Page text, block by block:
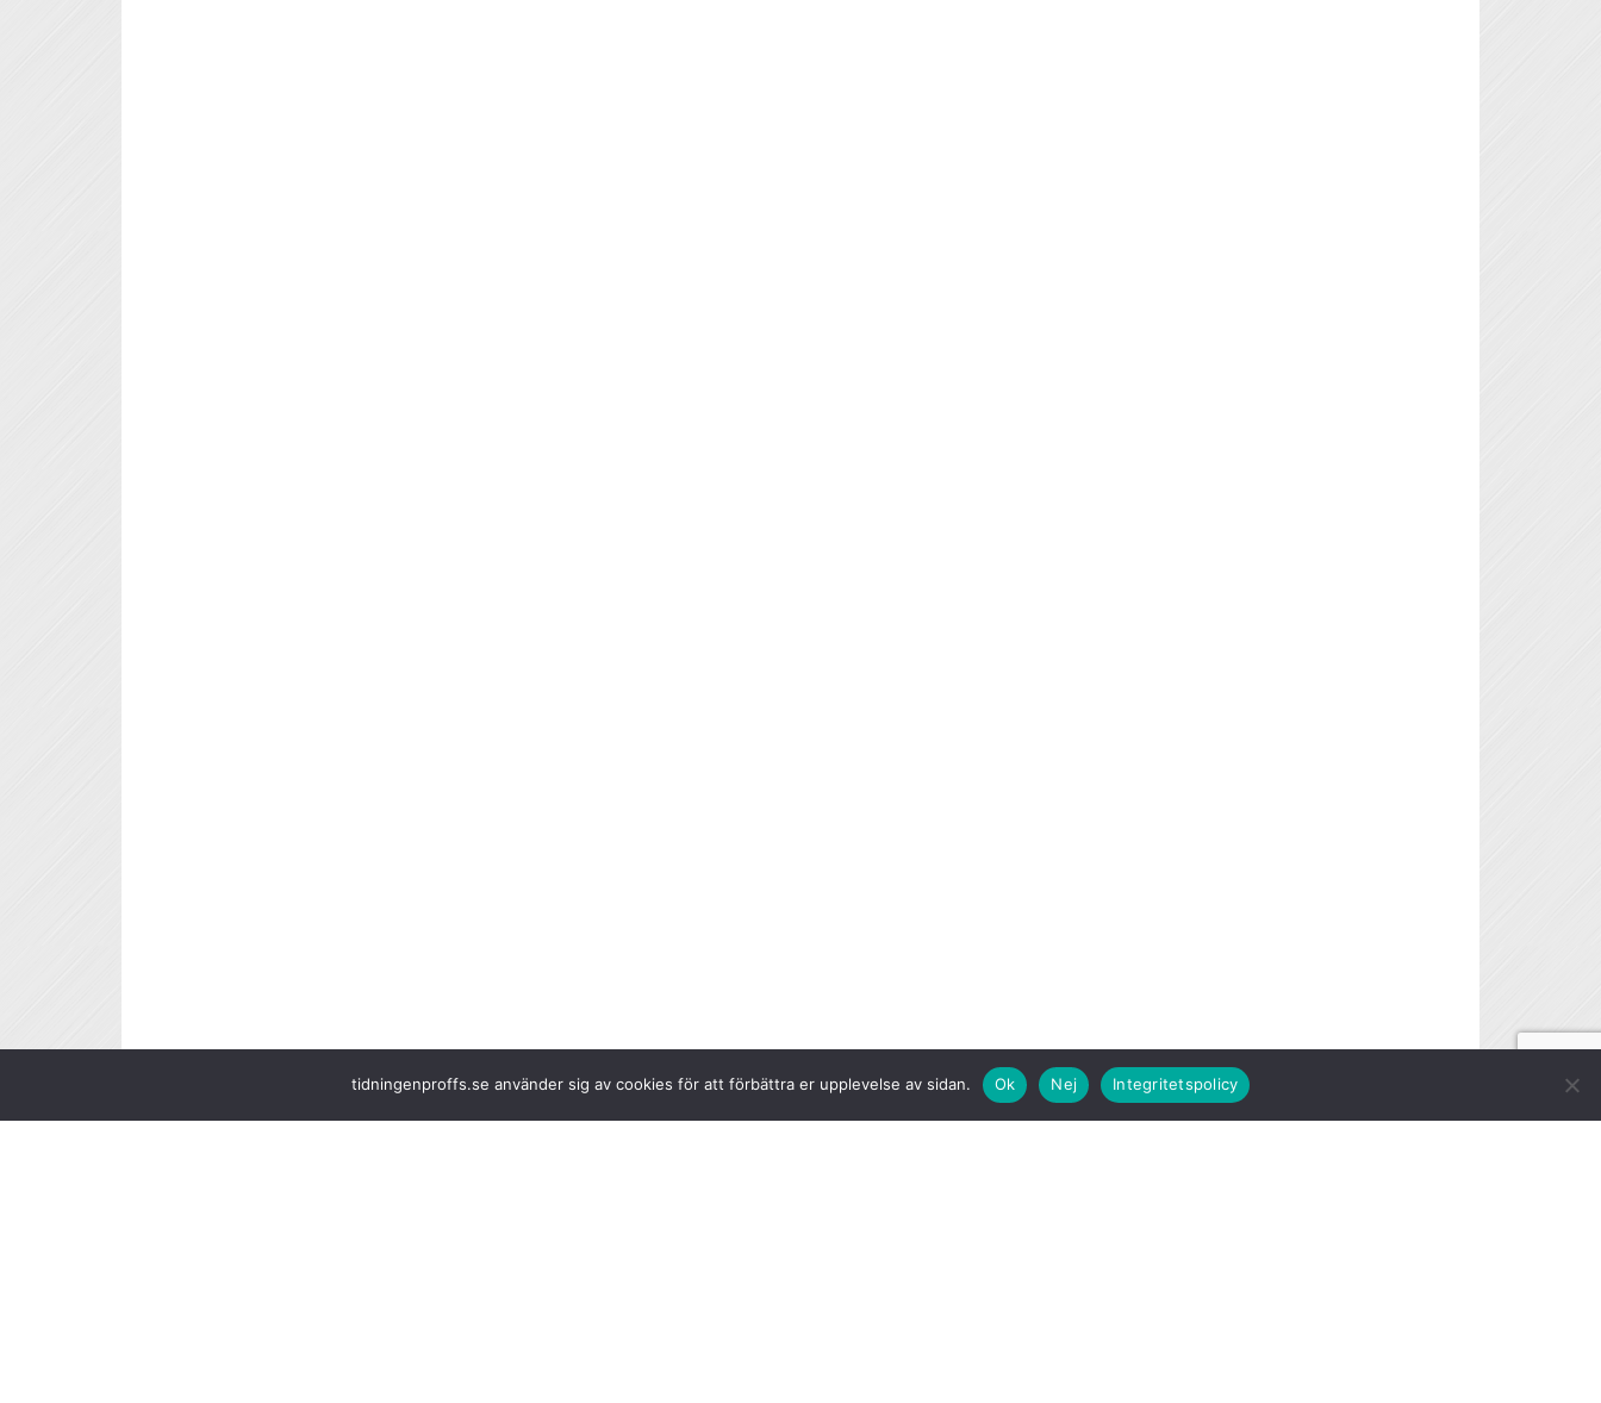
tidningenproffs.se använder sig av cookies för att förbättra er upplevelse av sidan. Ok Nej Integritetspolicy